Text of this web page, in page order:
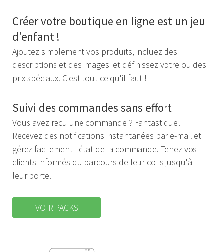
Créer votre boutique en ligne est un jeu
d'enfant !
Ajoutez simplement vos produits, incluez des
descriptions et des images, et définissez votre ou des
prix spéciaux. C'est tout ce qu'il faut !
Suivi des commandes sans effort
Vous avez reçu une commande ? Fantastique!
Recevez des notifications instantanées par e-mail et
gérez facilement l'état de la commande. Tenez vos
clients informés du parcours de leur colis jusqu'à
leur porte.
VOIR PACKS